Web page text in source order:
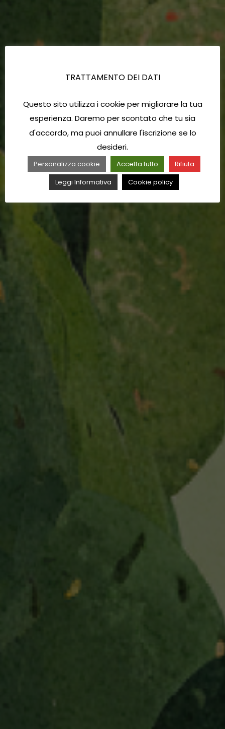
TRATTAMENTO DEI DATI
Questo sito utilizza i cookie per migliorare la tua
esperienza. Daremo per scontato che tu sia
d'accordo, ma puoi annullare l'iscrizione se lo
desideri.
Personalizza cookie Accetta tutto
Rifiuta
Leggi Informativa
Cookie policy